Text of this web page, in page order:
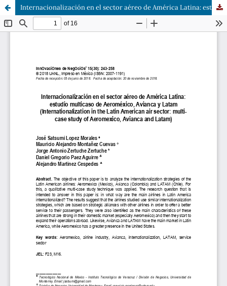
Internacionalización en el sector aéreo de América Latina: estudio multicaso de Aeroméxico, Avianca y Latam